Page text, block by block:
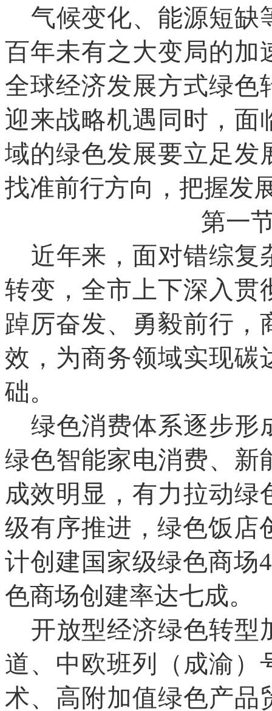
气候变化、能源短缺
百年未有之大变局的加
全球经济发展方式绿色
迎来战略机遇同时，面
域的绿色发展要立足发
找准前行方向，把握发
第一
近年来，面对错综复
转变，全市上下深入贯
踔厉奋发、勇毅前行，
效，为商务领域实现碳
础。
绿色消费体系逐步形
绿色智能家电消费、新
成效明显，有力拉动
级有序推进，绿色饭店
计创建国家级绿色商场
色商场创建率达七成。
开放型经济绿色转型
道、中欧班列（成渝）
术、高附加值绿色产品